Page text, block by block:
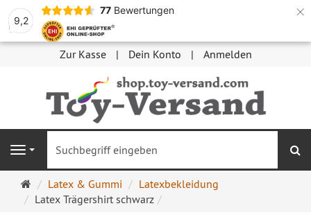
9,2
77 Bewertungen ×
Zur Kasse Dein Konto Anmelden
Navigation
Startseite
Latex & Gummi
Latexbekleidung
Latex Trägershirt schwarz